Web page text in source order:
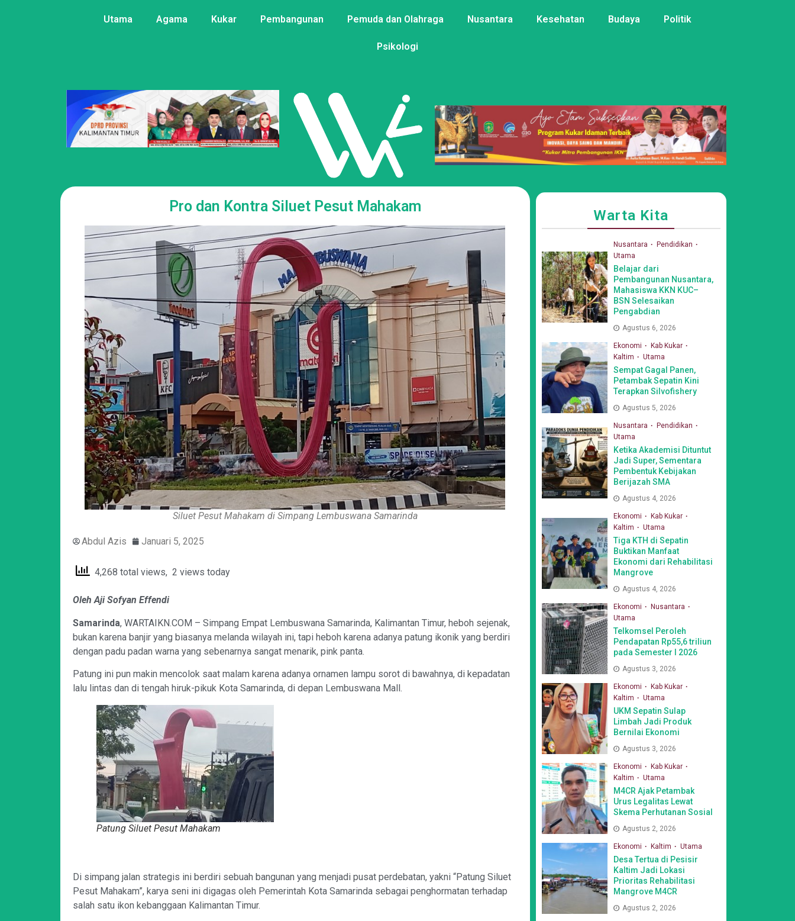
Utama Agama Kukar Pembangunan Pemuda dan Olahraga Nusantara Kesehatan Budaya Politik
Psikologi
Pro dan Kontra Siluet Pesut Mahakam
Siluet Pesut Mahakam di Simpang Lembuswana Samarinda
Abdul Azis Januari 5, 2025
4,268 total views, 2 views today
Oleh Aji Sofyan Effendi
Samarinda, WARTAIKN.COM – Simpang Empat Lembuswana Samarinda, Kalimantan Timur, heboh sejenak,
bukan karena banjir yang biasanya melanda wilayah ini, tapi heboh karena adanya patung ikonik yang berdiri
dengan padu padan warna yang sebenarnya sangat menarik, pink panta.
Patung ini pun makin mencolok saat malam karena adanya ornamen lampu sorot di bawahnya, di kepadatan
lalu lintas dan di tengah hiruk-pikuk Kota Samarinda, di depan Lembuswana Mall.
Patung Siluet Pesut Mahakam
Di simpang jalan strategis ini berdiri sebuah bangunan yang menjadi pusat perdebatan, yakni “Patung Siluet
Pesut Mahakam”, karya seni ini digagas oleh Pemerintah Kota Samarinda sebagai penghormatan terhadap
salah satu ikon kebanggaan Kalimantan Timur.
Warta Kita
Nusantara
Pendidikan
Utama
Belajar dari
Pembangunan Nusantara,
Mahasiswa KKN KUC–
BSN Selesaikan
Pengabdian
Agustus 6, 2026
Ekonomi
Kab Kukar
Kaltim
Utama
Sempat Gagal Panen,
Petambak Sepatin Kini
Terapkan Silvofishery
Agustus 5, 2026
Nusantara
Pendidikan
Utama
Ketika Akademisi Dituntut
Jadi Super, Sementara
Pembentuk Kebijakan
Berijazah SMA
Agustus 4, 2026
Ekonomi
Kab Kukar
Kaltim
Utama
Tiga KTH di Sepatin
Buktikan Manfaat
Ekonomi dari Rehabilitasi
Mangrove
Agustus 4, 2026
Ekonomi
Nusantara
Utama
Telkomsel Peroleh
Pendapatan Rp55,6 triliun
pada Semester I 2026
Agustus 3, 2026
Ekonomi
Kab Kukar
Kaltim
Utama
UKM Sepatin Sulap
Limbah Jadi Produk
Bernilai Ekonomi
Agustus 3, 2026
Ekonomi
Kab Kukar
Kaltim
Utama
M4CR Ajak Petambak
Urus Legalitas Lewat
Skema Perhutanan Sosial
Agustus 2, 2026
Ekonomi Kaltim Utama
Desa Tertua di Pesisir
Kaltim Jadi Lokasi
Prioritas Rehabilitasi
Mangrove M4CR
Agustus 2, 2026